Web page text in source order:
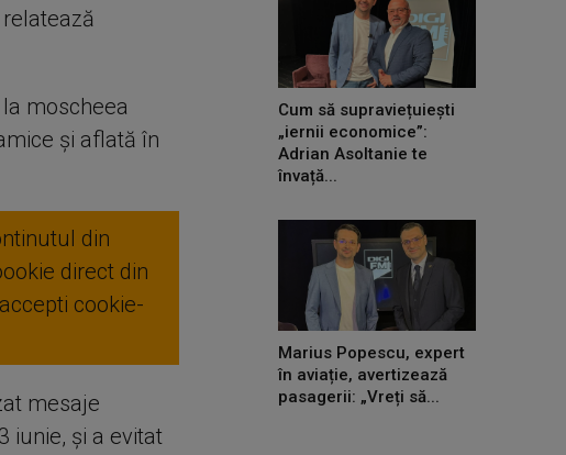
moscheea
şi aflată în
din
direct din
cookie-
mesaje
iunie, şi a evitat
Cum să supraviețuiești
„iernii economice”:
Adrian Asoltanie te
învață...
Marius Popescu, expert
în aviație, avertizează
pasagerii: „Vreți să...